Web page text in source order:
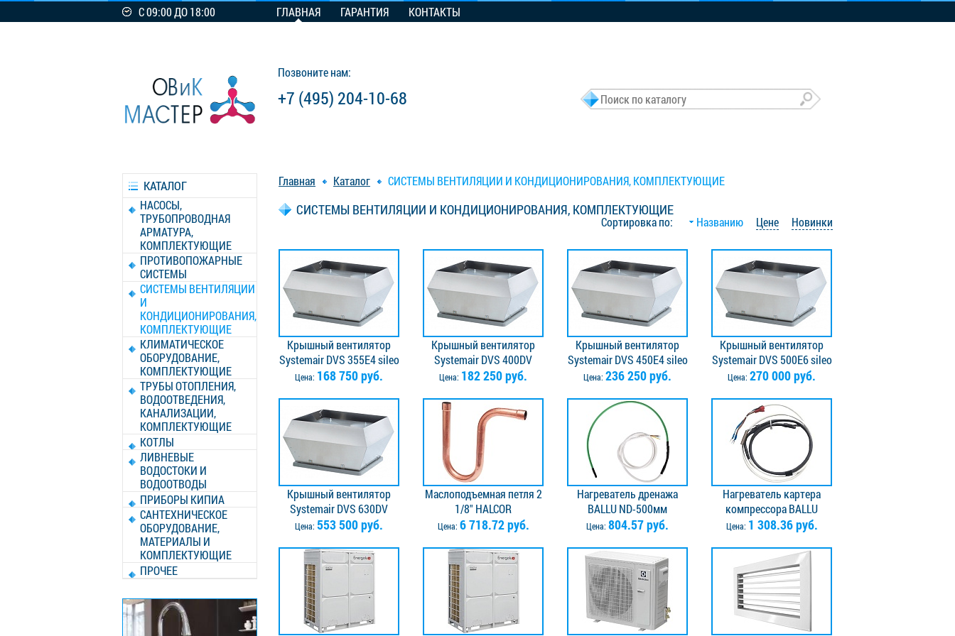
С 09:00 ДО 18:00 ГЛАВНАЯ ГАРАНТИЯ КОНТАКТЫ
Позвоните нам:
+7 (495) 204-10-68
КАТАЛОГ
НАСОСЫ,
ТРУБОПРОВОДНАЯ
АРМАТУРА,
КОМПЛЕКТУЮЩИЕ
ПРОТИВОПОЖАРНЫЕ
СИСТЕМЫ
СИСТЕМЫ ВЕНТИЛЯЦИИ
И
КОНДИЦИОНИРОВАНИЯ,
КОМПЛЕКТУЮЩИЕ
КЛИМАТИЧЕСКОЕ
ОБОРУДОВАНИЕ,
КОМПЛЕКТУЮЩИЕ
ТРУБЫ ОТОПЛЕНИЯ,
ВОДООТВЕДЕНИЯ,
КАНАЛИЗАЦИИ,
КОМПЛЕКТУЮЩИЕ
КОТЛЫ
ЛИВНЕВЫЕ
ВОДОСТОКИ И
ВОДООТВОДЫ
ПРИБОРЫ КИПИА
САНТЕХНИЧЕСКОЕ
ОБОРУДОВАНИЕ,
МАТЕРИАЛЫ И
КОМПЛЕКТУЮЩИЕ
ПРОЧЕЕ
Главная Каталог СИСТЕМЫ ВЕНТИЛЯЦИИ И КОНДИЦИОНИРОВАНИЯ, КОМПЛЕКТУЮЩИЕ
СИСТЕМЫ ВЕНТИЛЯЦИИ И КОНДИЦИОНИРОВАНИЯ, КОМПЛЕКТУЮЩИЕ
Сортировка по: Названию Цене Новинки
Крышный вентилятор
Systemair DVS 355E4 sileo
roof fan
Цена: 168 750 руб.
Крышный вентилятор
Systemair DVS 400DV
sileo
Цена: 182 250 руб.
Крышный вентилятор
Systemair DVS 450E4 sileo
roof fan
Цена: 236 250 руб.
Крышный вентилятор
Systemair DVS 500E6 sileo
roof fan
Цена: 270 000 руб.
Крышный вентилятор
Systemair DVS 630DV
sileo roof fan
Цена: 553 500 руб.
Маслоподъемная петля 2
1/8" HALCOR
Цена: 6 718.72 руб.
Нагреватель дренажа
BALLU ND-500мм
Цена: 804.57 руб.
Нагреватель картера
компрессора BALLU
НС-0050330
Цена: 1 308.36 руб.